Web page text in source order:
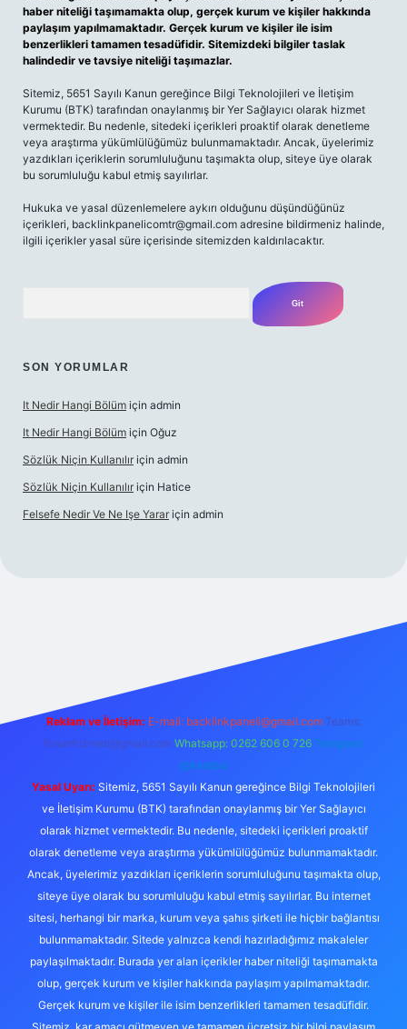
haber niteliği taşımamakta olup, gerçek kurum ve kişiler hakkında
paylaşım yapılmamaktadır. Gerçek kurum ve kişiler ile isim
benzerlikleri tamamen tesadüfidir. Sitemizdeki bilgiler taslak
halindedir ve tavsiye niteliği taşımazlar.
Sitemiz, 5651 Sayılı Kanun gereğince Bilgi Teknolojileri ve İletişim
Kurumu (BTK) tarafından onaylanmış bir Yer Sağlayıcı olarak hizmet
vermektedir. Bu nedenle, sitedeki içerikleri proaktif olarak denetleme
veya araştırma yükümlülüğümüz bulunmamaktadır. Ancak, üyelerimiz
yazdıkları içeriklerin sorumluluğunu taşımakta olup, siteye üye olarak
bu sorumluluğu kabul etmiş sayılırlar.
Hukuka ve yasal düzenlemelere aykırı olduğunu düşündüğünüz
içerikleri, backlinkpanelicomtr@gmail.com adresine bildirmeniz halinde,
ilgili içerikler yasal süre içerisinde sitemizden kaldırılacaktır.
SON YORUMLAR
It Nedir Hangi Bölüm için admin
It Nedir Hangi Bölüm için Oğuz
Sözlük Niçin Kullanılır için admin
Sözlük Niçin Kullanılır için Hatice
Felsefe Nedir Ve Ne Işe Yarar için admin
Reklam ve İletişim: E-mail: backlinkpaneli@gmail.com Teams:
forumhizmeti@gmail.com Whatsapp: 0262 606 0 726 Telegram:
@karabul
Yasal Uyarı: Sitemiz, 5651 Sayılı Kanun gereğince Bilgi Teknolojileri
ve İletişim Kurumu (BTK) tarafından onaylanmış bir Yer Sağlayıcı
olarak hizmet vermektedir. Bu nedenle, sitedeki içerikleri proaktif
olarak denetleme veya araştırma yükümlülüğümüz bulunmamaktadır.
Ancak, üyelerimiz yazdıkları içeriklerin sorumluluğunu taşımakta olup,
siteye üye olarak bu sorumluluğu kabul etmiş sayılırlar. Bu internet
sitesi, herhangi bir marka, kurum veya şahıs şirketi ile hiçbir bağlantısı
bulunmamaktadır. Sitede yalnızca kendi hazırladığımız makaleler
paylaşılmaktadır. Burada yer alan içerikler haber niteliği taşımamakta
olup, gerçek kurum ve kişiler hakkında paylaşım yapılmamaktadır.
Gerçek kurum ve kişiler ile isim benzerlikleri tamamen tesadüfidir.